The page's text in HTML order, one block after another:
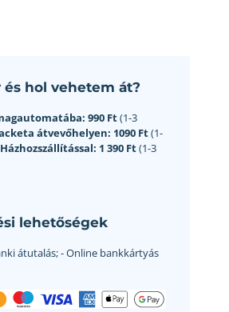
és hol vehetem át?
990 Ft(1-3
átvevőhelyen: 1090 Ft(1-
Házhozszállítással: 1 390 Ft(1-3
lehetőségek
átutalás;- Online bankkártyás